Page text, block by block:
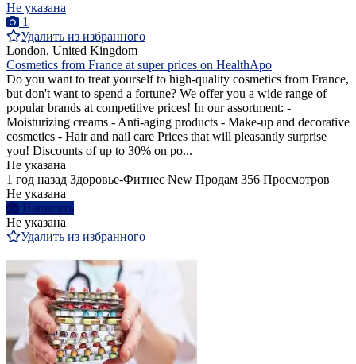
Не указана
1
Удалить из избранного
London, United Kingdom
Cosmetics from France at super prices on HealthApo
Do you want to treat yourself to high-quality cosmetics from France,
but don't want to spend a fortune? We offer you a wide range of
popular brands at competitive prices! In our assortment: -
Moisturizing creams - Anti-aging products - Make-up and decorative
cosmetics - Hair and nail care Prices that will pleasantly surprise
you! Discounts of up to 30% on po...
Не указана
1 год назад Здоровье-Фитнес New Продам 356 Просмотров
Не указана
Написать
Не указана
Удалить из избранного